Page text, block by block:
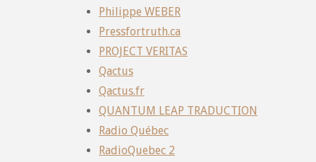
Philippe WEBER
Pressfortruth.ca
PROJECT VERITAS
Qactus
Qactus.fr
QUANTUM LEAP TRADUCTION
Radio Québec
RadioQuebec 2